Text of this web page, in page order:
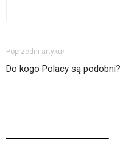
Poprzedni artykuł
Do kogo Polacy są podobni?